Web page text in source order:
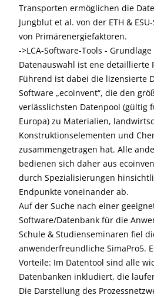
Transporten ermöglichen die
Jungblut et al. von der ETH &
von Primärenergiefaktoren.
->LCA-Software-Tools -
Datenauswahl ist ene detaillierte
Führend ist dabei die lizensierte
Software „ecoinvent“, die den
verlässlichsten Datenpool (gültig
Europa) zu Materialien,
Konstruktionselementen und
zusammengetragen hat. Alle
bedienen sich daher aus
durch Spezialisierungen
Endpunkte voneinander ab.
Auf der Suche nach einer
Software/Datenbank für die
Schule & Studienseminaren fiel
anwenderfreundliche SimaPro5.
Vorteile: Im Datentool sind alle
Datenbanken inkludiert, die
Die Darstellung des